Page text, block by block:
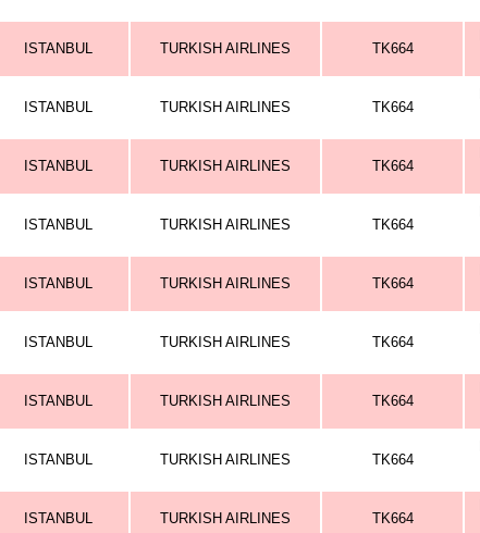
ISTANBUL TURKISH AIRLINES TK664
ISTANBUL TURKISH AIRLINES TK664
ISTANBUL TURKISH AIRLINES TK664
ISTANBUL TURKISH AIRLINES TK664
ISTANBUL TURKISH AIRLINES TK664
ISTANBUL TURKISH AIRLINES TK664
ISTANBUL TURKISH AIRLINES TK664
ISTANBUL TURKISH AIRLINES TK664
ISTANBUL TURKISH AIRLINES TK664